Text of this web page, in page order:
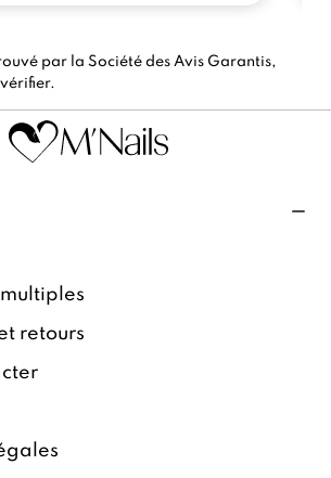
par la Société des Avis Garantis,
.
retours